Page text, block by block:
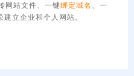
网站文件、一键绑定域名 、一
立企业和个人网站。